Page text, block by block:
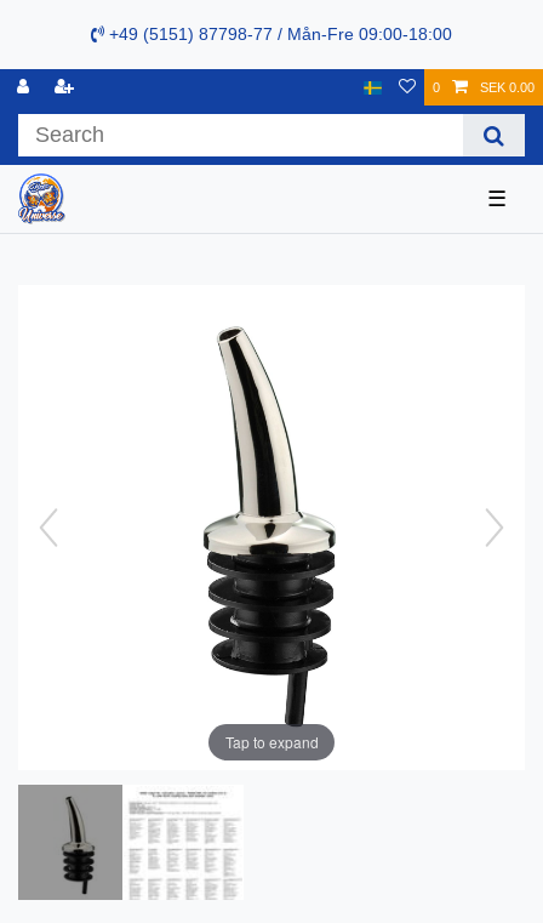
+49 (5151) 87798-77 / Mån-Fre 09:00-18:00
0 SEK 0.00
☰
Tap to expand